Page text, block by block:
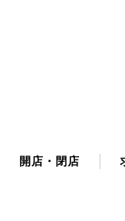
開店・閉店